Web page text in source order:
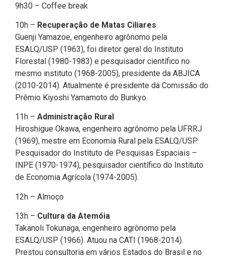
9h30 – Coffee break
10h – Recuperação de Matas Ciliares
Guenji Yamazoe, engenheiro agrônomo pela
ESALQ/USP (1963), foi diretor geral do Instituto
Florestal (1980-1983) e pesquisador científico no
mesmo instituto (1968-2005), presidente da ABJICA
(2010-2014). Atualmente é presidente da Comissão do
Prêmio Kiyoshi Yamamoto do Bunkyo.
11h – Administração Rural
Hiroshigue Okawa, engenheiro agrônomo pela UFRRJ
(1969), mestre em Economia Rural pela ESALQ/USP.
Pesquisador do Instituto de Pesquisas Espaciais –
INPE (1970-1974), pesquisador científico do Instituto
de Economia Agrícola (1974-2005).
12h – Almoço
13h – Cultura da Atemóia
Takanoli Tokunaga, engenheiro agrônomo pela
ESALQ/USP (1966). Atuou na CATI (1968-2014).
Prestou consultoria em vários Estados do Brasil e no